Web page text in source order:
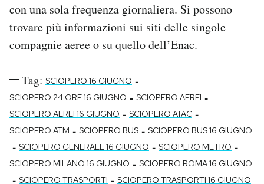
con una sola frequenza giornaliera. Si possono
trovare più informazioni sui siti delle singole
compagnie aeree o su quello dell’Enac.
Tag: SCIOPERO 16 GIUGNO -
SCIOPERO 24 ORE 16 GIUGNO - SCIOPERO AEREI -
SCIOPERO AEREI 16 GIUGNO - SCIOPERO ATAC -
SCIOPERO ATM - SCIOPERO BUS - SCIOPERO BUS 16 GIUGNO
- SCIOPERO GENERALE 16 GIUGNO - SCIOPERO METRO -
SCIOPERO MILANO 16 GIUGNO - SCIOPERO ROMA 16 GIUGNO
- SCIOPERO TRASPORTI - SCIOPERO TRASPORTI 16 GIUGNO